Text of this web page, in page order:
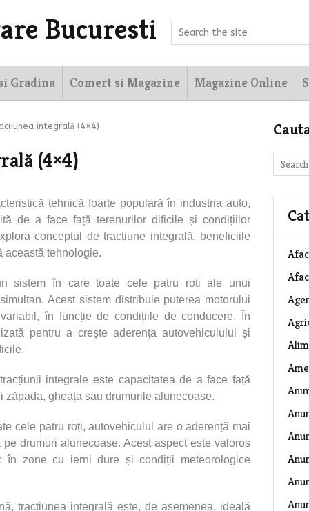
Bucuresti
Gradina Comert si Magazine Magazine Online
integrală (4×4)
(4×4)
tehnică foarte populară în industria auto,
de a face față terenurilor dificile și condițiilor
conceptul de tracțiune integrală, beneficiile
această tehnologie.
sistem în care toate cele patru roți ale unui
Acest sistem distribuie puterea motorului
în funcție de condițiile de conducere. În
pentru a crește aderența autovehiculului și
integrale este capacitatea de a face față
gheața sau drumurile alunecoase.
cele patru roți, autovehiculul are o aderență mai
drumuri alunecoase. Acest aspect este valoros
în zone cu ierni dure și condiții meteorologice
tracțiunea integrală este, de asemenea, ideală